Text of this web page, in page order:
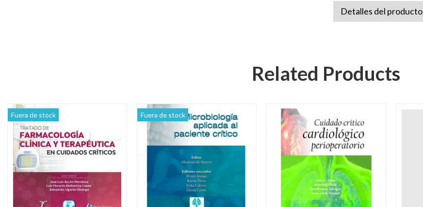
Detalles del producto
Related Products
Fuera de stock Fuera de stock